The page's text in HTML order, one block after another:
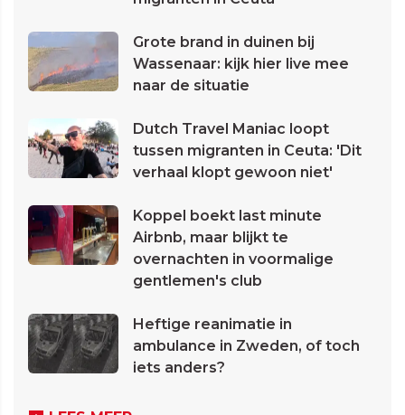
Grote brand in duinen bij
Wassenaar: kijk hier live mee
naar de situatie
Dutch Travel Maniac loopt
tussen migranten in Ceuta: 'Dit
verhaal klopt gewoon niet'
Koppel boekt last minute
Airbnb, maar blijkt te
overnachten in voormalige
gentlemen's club
Heftige reanimatie in
ambulance in Zweden, of toch
iets anders?